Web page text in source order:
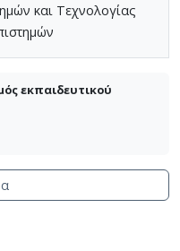
και Τεχνολογίας
εκπαιδευτικού